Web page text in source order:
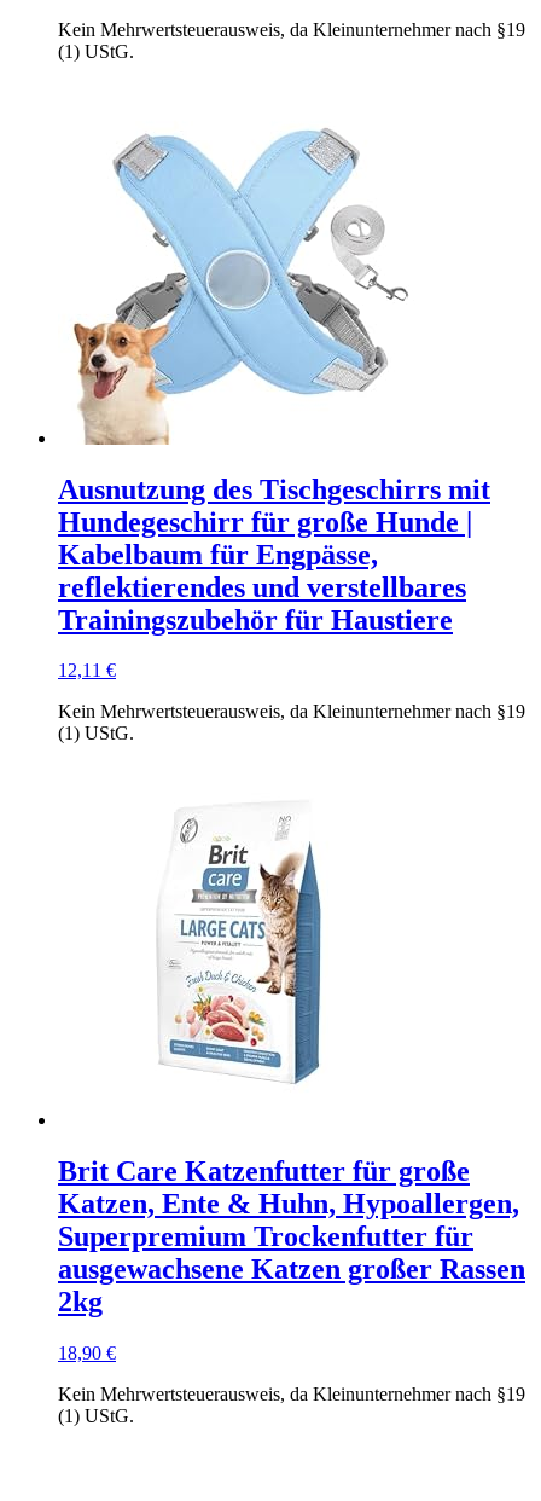
Kein Mehrwertsteuerausweis, da Kleinunternehmer nach §19
(1) UStG.
Ausnutzung des Tischgeschirrs mit
Hundegeschirr für große Hunde |
Kabelbaum für Engpässe,
reflektierendes und verstellbares
Trainingszubehör für Haustiere
12,11 €
Kein Mehrwertsteuerausweis, da Kleinunternehmer nach §19
(1) UStG.
Brit Care Katzenfutter für große
Katzen, Ente & Huhn, Hypoallergen,
Superpremium Trockenfutter für
ausgewachsene Katzen großer Rassen
2kg
18,90 €
Kein Mehrwertsteuerausweis, da Kleinunternehmer nach §19
(1) UStG.